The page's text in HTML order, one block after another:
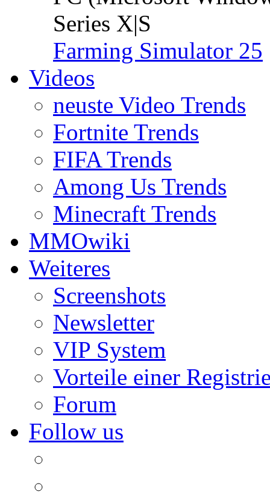
Series X|S
Farming Simulator 25
Videos
neuste Video Trends
Fortnite Trends
FIFA Trends
Among Us Trends
Minecraft Trends
MMOwiki
Weiteres
Screenshots
Newsletter
VIP System
Vorteile einer
Forum
Follow us